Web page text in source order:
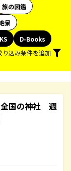
旅の図鑑
景
D-Books
り込み条件を追加
国の神社 週